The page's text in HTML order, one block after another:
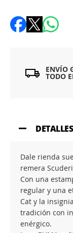
ENVÍO
TODO
DETALLES
Dale rienda
remera
Con una
regular y una
Cat y la
tradición con
enérgico.